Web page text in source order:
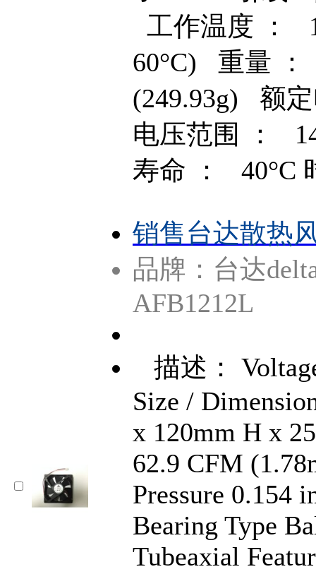
工作温度 ：
60°C) 重量
(249.93g) 额
电压范围 ：
寿命 ： 40°C
销售台达散热
品牌：台达
AFB1212L
描述：
Size /
x 120mm H x
62.9 CFM
Pressure 0.154
Bearing Type
Tubeaxial